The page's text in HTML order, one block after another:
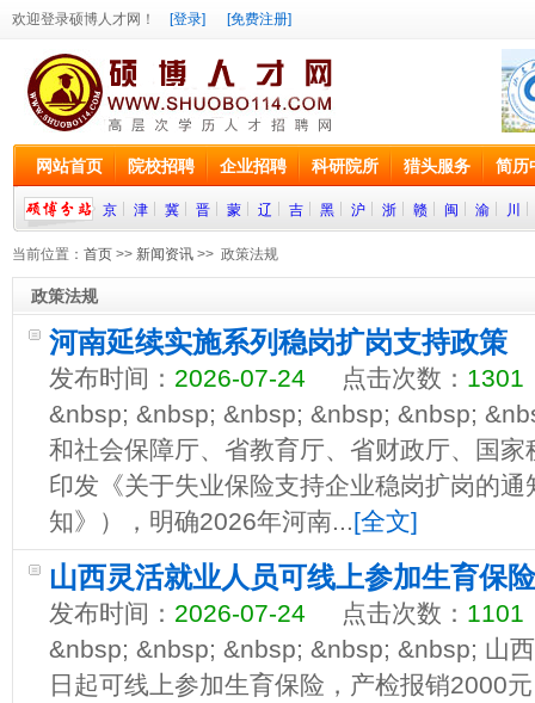
欢迎登录硕博人才网！ [登录] [免费注册]
网站首页 院校招聘 企业招聘 科研院所 猎头服务 简历
京 津 冀 晋 蒙 辽 吉 黑 沪 浙 赣 闽 渝 川
当前位置： 首页 >> 新闻资讯 >> 政策法规
政策法规
河南延续实施系列稳岗扩岗支持政策
发布时间： 2026-07-24 点击次数： 1301
&nbsp; &nbsp; &nbsp; &nbsp; &nbsp;
和社会保障厅、省教育厅、省财政厅、国
印发《关于失业保险支持企业稳岗扩岗的
知》），明确2026年河南...[全文]
山西灵活就业人员可线上参加生育保险
发布时间： 2026-07-24 点击次数： 1101
&nbsp; &nbsp; &nbsp; &nbsp; &nbsp; 山
日起可线上参加生育保险，产检报销2000